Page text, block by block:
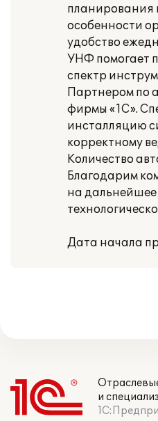
планирования
особенности
удобство
УНФ помогает
спектр
Партнером по
фирмы «1С».
инсталляцию
корректному
Количество
Благодарим
на
Дата начала
и